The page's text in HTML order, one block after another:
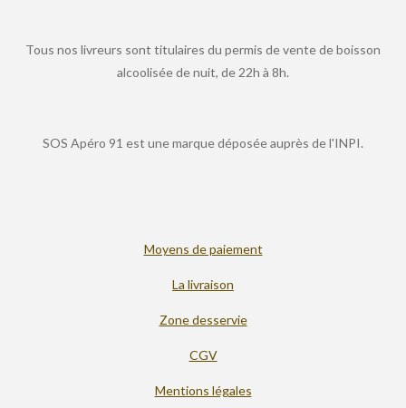
Tous nos livreurs sont titulaires du permis de vente de boisson
alcoolisée de nuit, de 22h à 8h.
SOS Apéro 91 est une marque déposée auprès de l'INPI.
Moyens de paiement
La livraison
Zone desservie
CGV
Mentions légales